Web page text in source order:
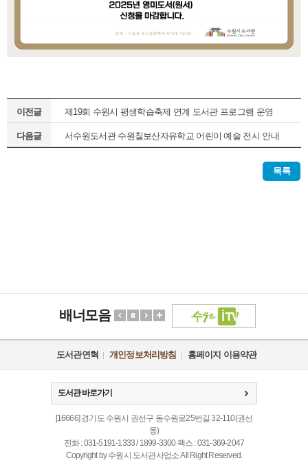
이전글 제19회 수원시 평생학습축제 연계 도서관 프로그램 운영
다음글 서수원도서관 수원칠보산자유학교 어린이 예술 전시 안내
목록
배너모음
도서관연혁 개인정보처리방침 홈페이지 이용약관
[16666] 경기도 수원시 권선구 동수원로25번길 32-110(권선
동)
전화 : 031-5191-1333 / 1899-3300 팩스 : 031-369-2047
Copyright by 수원시 도서관사업소 All Right Reserved.
도서관 바로가기